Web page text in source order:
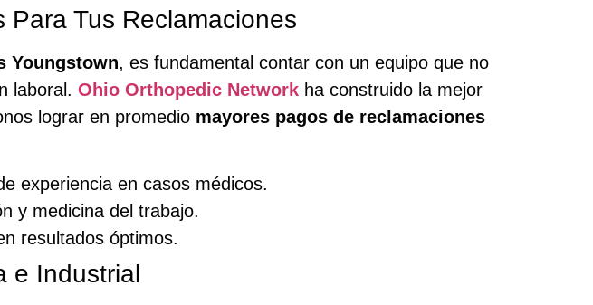
Tus Reclamaciones
Youngstown, es fundamental contar con un equipo que no
laboral. Ohio Orthopedic Network ha construido la mejor
lograr en promedio mayores pagos de reclamaciones
experiencia en casos médicos.
y medicina del trabajo.
resultados óptimos.
e Industrial